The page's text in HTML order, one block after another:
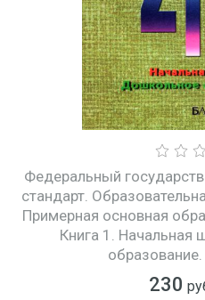
Федеральный
стандарт.
Примерная основная
Книга 1.
230